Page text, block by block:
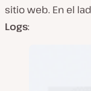
sitio web. En el
Logs: